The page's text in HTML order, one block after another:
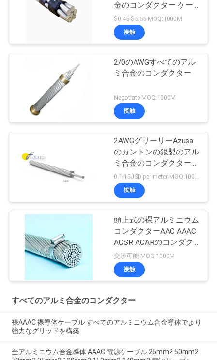
金のコンダクター ケー
ブル
$0.45-$5.55 MOQ:1000M
接触
2/0のAWGすべてのアル
ミ合金のコンダクター
Negotiate MOQ:1000M
接触
2AWGグリーリーAzusa
のカントンの銀製のアル
ミ合金のコンダクター
AAACのコンダクター
0.1-15USD per meter MOQ:1000M
接触
頭上式の裸アルミニウム
コンダクターAAC AAAC
ACSR ACARのコンダク
ター
交渉可能 MOQ:1000M
接触
すべてのアルミ合金のコンダクター
裸AAAC 裸導体ケーブル すべてのアルミニウム合金導体でより
強力なグリッドを構築
全アルミニウム合金導体 AAAC 電源ケーブル 25mm2 50mm2